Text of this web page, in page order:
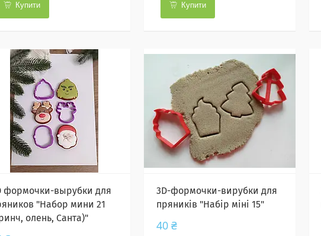
Купити Купити
формочки-вырубки для
"Набор мини 21
олень, Санта)"
3D-формочки-вирубки для
пряників "Набір міні 15"
40 ₴